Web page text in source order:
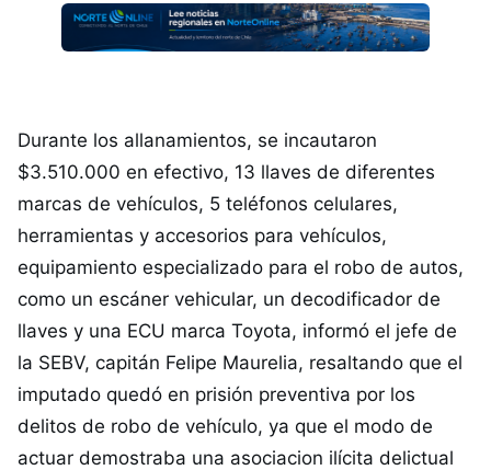
Durante los allanamientos, se incautaron
$3.510.000 en efectivo, 13 llaves de diferentes
marcas de vehículos, 5 teléfonos celulares,
herramientas y accesorios para vehículos,
equipamiento especializado para el robo de autos,
como un escáner vehicular, un decodificador de
llaves y una ECU marca Toyota, informó el jefe de
la SEBV, capitán Felipe Maurelia, resaltando que el
imputado quedó en prisión preventiva por los
delitos de robo de vehículo, ya que el modo de
actuar demostraba una asociacion ilícita delictual